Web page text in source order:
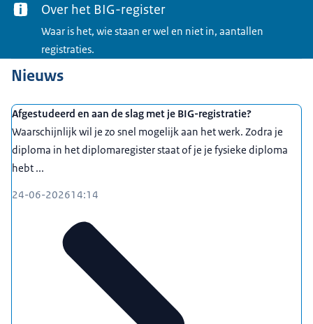
Over het BIG-register
Waar is het, wie staan er wel en niet in, aantallen
registraties.
Nieuws
Afgestudeerd en aan de slag met je BIG-registratie?
Waarschijnlijk wil je zo snel mogelijk aan het werk. Zodra je
diploma in het diplomaregister staat of je je fysieke diploma
hebt ...
24-06-202614:14